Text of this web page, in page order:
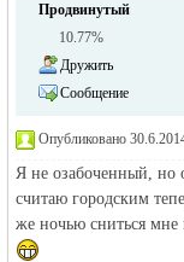
Продвинутый
10.77%
Дружить
Сообщение
Опубликовано
Я не озабоченный, но
считаю городским
же ночью сниться мне